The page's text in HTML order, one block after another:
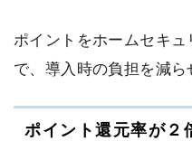
ポイントをホームセキ
で、導入時の負担を減ら
ポイント還元率が２